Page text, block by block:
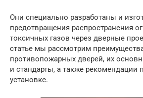
Они специально разработаны и
предотвращения распространения
токсичных газов через дверные
статье мы рассмотрим
противопожарных дверей, их
и стандарты, а также рекомендации
установке.